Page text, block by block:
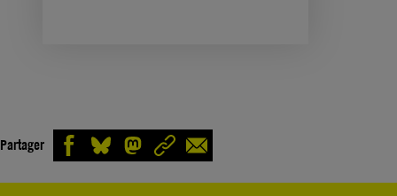
Partager